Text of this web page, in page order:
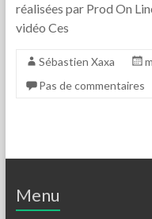
réalisées par Prod On
vidéo Ces
Sébastien Xaxa
Pas de commentaires
Menu